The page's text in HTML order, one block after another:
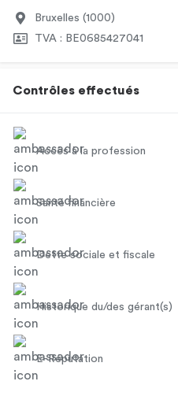
Bruxelles (1000)
TVA : BE0685427041
Contrôles effectués
Accès à la profession
Santé financière
Dette sociale et fiscale
Historique du/des gérant(s)
E-Réputation